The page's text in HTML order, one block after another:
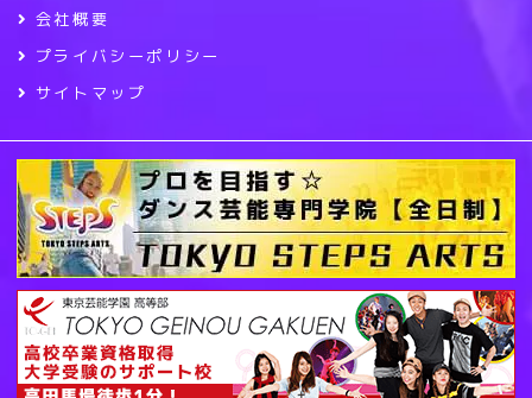
会社概要
プライバシーポリシー
サイトマップ